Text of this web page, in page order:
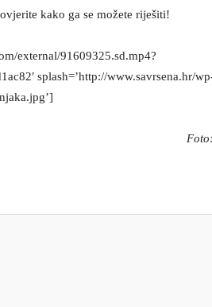
kako ga se možete riješiti!
external/91609325.sd.mp4?
splash=’http://www.savrsena.hr/